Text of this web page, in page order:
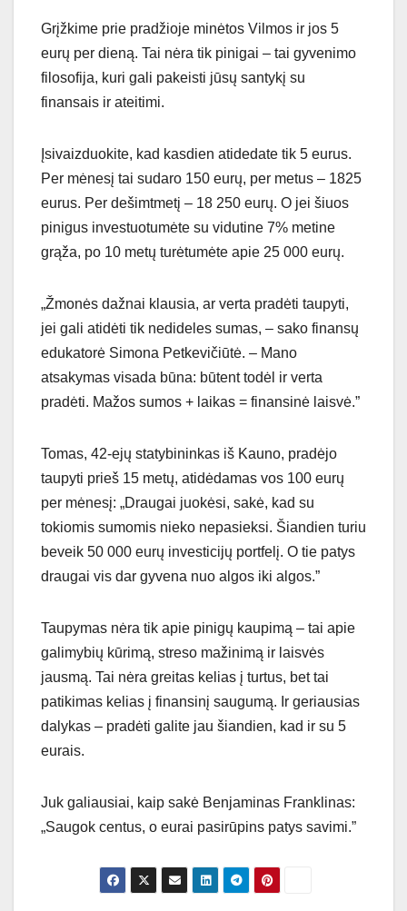
Grįžkime prie pradžioje minėtos Vilmos ir jos 5
eurų per dieną. Tai nėra tik pinigai – tai gyvenimo
filosofija, kuri gali pakeisti jūsų santykį su
finansais ir ateitimi.
Įsivaizduokite, kad kasdien atidedate tik 5 eurus.
Per mėnesį tai sudaro 150 eurų, per metus – 1825
eurus. Per dešimtmetį – 18 250 eurų. O jei šiuos
pinigus investuotumėte su vidutine 7% metine
grąža, po 10 metų turėtumėte apie 25 000 eurų.
„Žmonės dažnai klausia, ar verta pradėti taupyti,
jei gali atidėti tik nedideles sumas, – sako finansų
edukatorė Simona Petkevičiūtė. – Mano
atsakymas visada būna: būtent todėl ir verta
pradėti. Mažos sumos + laikas = finansinė laisvė.”
Tomas, 42-ejų statybininkas iš Kauno, pradėjo
taupyti prieš 15 metų, atidėdamas vos 100 eurų
per mėnesį: „Draugai juokėsi, sakė, kad su
tokiomis sumomis nieko nepasieksi. Šiandien turiu
beveik 50 000 eurų investicijų portfelį. O tie patys
draugai vis dar gyvena nuo algos iki algos.”
Taupymas nėra tik apie pinigų kaupimą – tai apie
galimybių kūrimą, streso mažinimą ir laisvės
jausmą. Tai nėra greitas kelias į turtus, bet tai
patikimas kelias į finansinį saugumą. Ir geriausias
dalykas – pradėti galite jau šiandien, kad ir su 5
eurais.
Juk galiausiai, kaip sakė Benjaminas Franklinas:
„Saugok centus, o eurai pasirūpins patys savimi.”